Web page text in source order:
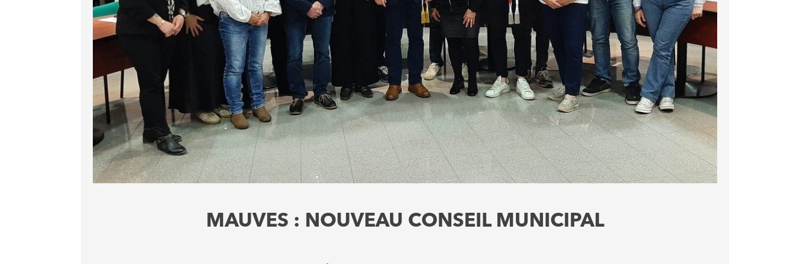
MAUVES : NOUVEAU CONSEIL MUNICIPAL